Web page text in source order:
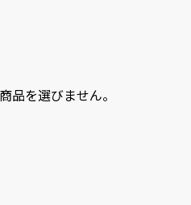
品を選びません。